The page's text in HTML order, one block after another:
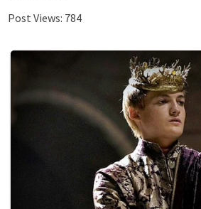
Post Views: 784